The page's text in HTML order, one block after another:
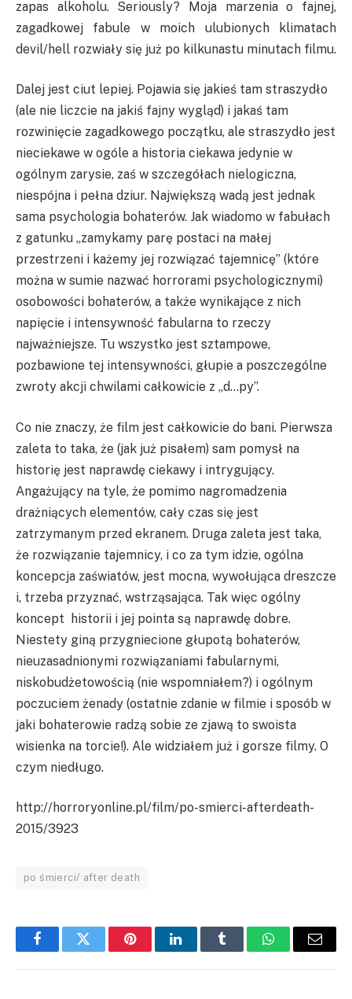
zapas alkoholu. Seriously? Moja marzenia o fajnej,
zagadkowej fabule w moich ulubionych klimatach
devil/hell rozwiały się już po kilkunastu minutach filmu.
Dalej jest ciut lepiej. Pojawia się jakieś tam straszydło
(ale nie liczcie na jakiś fajny wygląd) i jakaś tam
rozwinięcie zagadkowego początku, ale straszydło jest
nieciekawe w ogóle a historia ciekawa jedynie w
ogólnym zarysie, zaś w szczegółach nielogiczna,
niespójna i pełna dziur. Największą wadą jest jednak
sama psychologia bohaterów. Jak wiadomo w fabułach
z gatunku „zamykamy parę postaci na małej
przestrzeni i każemy jej rozwiązać tajemnicę” (które
można w sumie nazwać horrorami psychologicznymi)
osobowości bohaterów, a także wynikające z nich
napięcie i intensywność fabularna to rzeczy
najważniejsze. Tu wszystko jest sztampowe,
pozbawione tej intensywności, głupie a poszczególne
zwroty akcji chwilami całkowicie z „d…py”.
Co nie znaczy, że film jest całkowicie do bani. Pierwsza
zaleta to taka, że (jak już pisałem) sam pomysł na
historię jest naprawdę ciekawy i intrygujący.
Angażujący na tyle, że pomimo nagromadzenia
drażniących elementów, cały czas się jest
zatrzymanym przed ekranem. Druga zaleta jest taka,
że rozwiązanie tajemnicy, i co za tym idzie, ogólna
koncepcja zaświatów, jest mocna, wywołująca dreszcze
i, trzeba przyznać, wstrząsająca. Tak więc ogólny
koncept historii i jej pointa są naprawdę dobre.
Niestety giną przygniecione głupotą bohaterów,
nieuzasadnionymi rozwiązaniami fabularnymi,
niskobudżetowością (nie wspomniałem?) i ogólnym
poczuciem żenady (ostatnie zdanie w filmie i sposób w
jaki bohaterowie radzą sobie ze zjawą to swoista
wisienka na torcie!). Ale widziałem już i gorsze filmy. O
czym niedługo.
http://horroryonline.pl/film/po-smierci-afterdeath-
2015/3923
po śmierci/ after death
FacebookTwitter PinterestLinkedInTumblr WhatsAppEmail